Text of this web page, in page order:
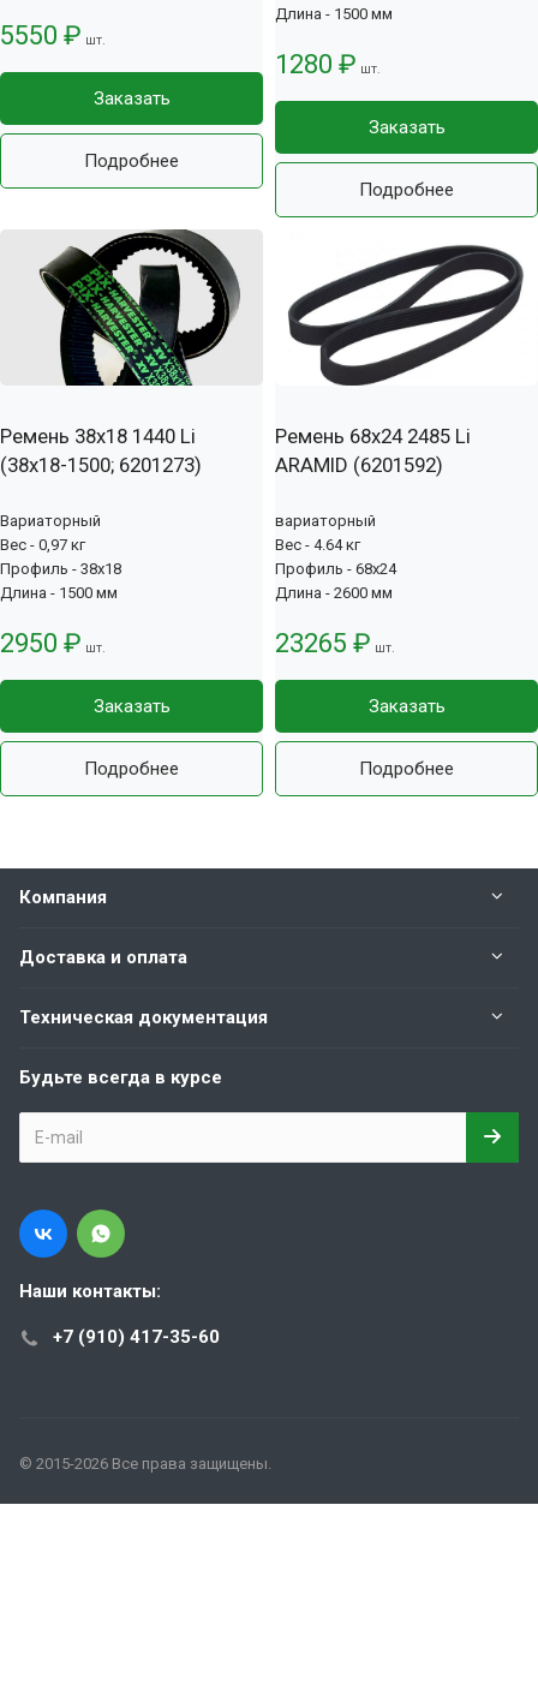
5550 ₽ шт.
Заказать
Подробнее
Длина - 1500 мм
1280 ₽ шт.
Заказать
Подробнее
Ремень 38x18 1440 Li
(38х18-1500; 6201273)
Вариаторный
Вес - 0,97 кг
Профиль - 38x18
Длина - 1500 мм
2950 ₽ шт.
Заказать
Подробнее
Ремень 68x24 2485 Li
ARAMID (6201592)
вариаторный
Вес - 4.64 кг
Профиль - 68x24
Длина - 2600 мм
23265 ₽ шт.
Заказать
Подробнее
Компания
Доставка и оплата
Техническая документация
Будьте всегда в курсе
Наши контакты:
+7 (910) 417-35-60
© 2015-2026 Все права защищены.